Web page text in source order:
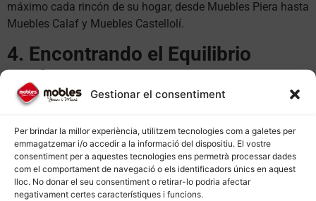
Gestionar el consentiment
Per brindar la millor experiència, utilitzem tecnologies com a galetes per
emmagatzemar i/o accedir a la informació del dispositiu. El vostre
consentiment per a aquestes tecnologies ens permetrà processar dades
com el comportament de navegació o els identificadors únics en aquest
lloc. No donar el seu consentiment o retirar-lo podria afectar
negativament certes característiques i funcions.
máximo cada rincón de su hogar, desde Muebles Piera hasta
Muebles Calaf y Muebles Castellolí.
4. Encontrando el Equilibrio
Perfecto
Encontrar el equilibrio perfecto entre los muebles y el
espacio vacío puede ser un desafío, pero en Muebles
Joanimari estamos aquí para ayudar. Ofrecemos una
amplia gama de muebles de diferentes tamaños, formas y
estilos, lo que permite a nuestros clientes encontrar las
piezas perfectas para sus espacios. Nuestros expertos están